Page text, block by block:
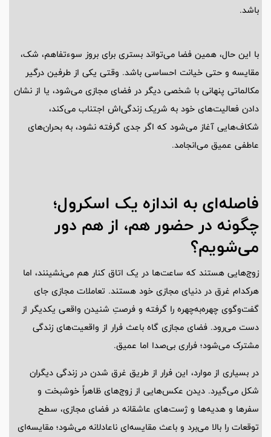
باشد.
با این حال، همین فضا می‌تواند بستری برای بروز سوءتفاهم، شک،
مقایسه و حتی خیانت احساسی باشد. وقتی یکی از طرفین درگیر
مکالماتی پنهانی با شخصی دیگر در فضای مجازی می‌شود، یا از نشان
دادن فعالیت‌های خود به شریک زندگی‌اش اجتناب می‌کند،
شکاف‌هایی آغاز می‌شود که اگر جدی گرفته نشود، به بحران‌های
عاطفی عمیق می‌انجامد.
فاصله‌ای به اندازه یک اسکرول؛
چگونه در حضور هم، از هم دور
می‌شویم؟
زوج‌هایی هستند که ساعت‌ها در یک اتاق کنار هم می‌نشینند، اما
هرکدام غرق در دنیای مجازی خود هستند. تعاملات مجازی جای
گفت‌وگوی چهره‌به‌چهره را گرفته و فرصتِ شنیدن واقعی یکدیگر از
دست می‌رود. فضای مجازی گاه باعث فرار از واقعیت‌های زندگی
مشترک می‌شود؛ فراری بی‌صدا اما عمیق.
در بسیاری از موارد، این فرار از طریق غرق شدن در زندگی دیگران
شکل می‌گیرد. دیدن عکس‌هایی از زوج‌های ظاهراً خوشبخت و
سفرها و هدیه‌ها و ژست‌های عاشقانه در فضای مجازی، سطح
توقعات را بالا می‌برد و باعث مقایسه‌ای ناعادلانه می‌شود؛ مقایسه‌ای